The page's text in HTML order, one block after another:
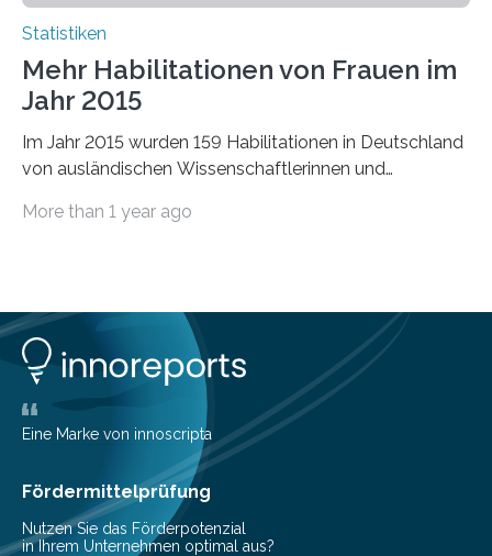
Statistiken
Mehr Habilitationen von Frauen im
Jahr 2015
Im Jahr 2015 wurden 159 Habilitationen in Deutschland
von ausländischen Wissenschaftlerinnen und
More than 1 year ago
Eine Marke von innoscripta
Fördermittelprüfung
Nutzen Sie das Förderpotenzial
in Ihrem Unternehmen optimal aus?